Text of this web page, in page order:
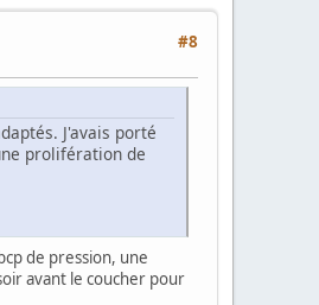
#8
J'avais porté
prolifération de
de pression, une
avant le coucher pour